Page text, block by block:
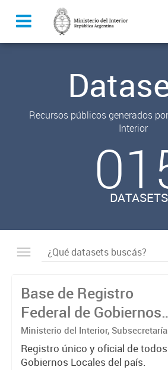
Recursos públicos generados
Interior
DATASETS
Base de Registro
Federal de Gobiernos
Locales (ReFeGLo)
Ministerio del Interior,
Relaciones con los Municipios,
Dirección del Observatorio
Registro único y oficial de
Gobiernos Locales del país.